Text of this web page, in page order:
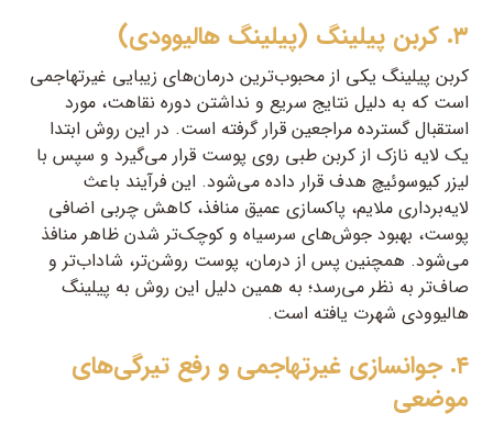
۳. کربن پیلینگ (پیلینگ هالیوودی)
کربن پیلینگ یکی از محبوب‌ترین درمان‌های زیبایی غیرتهاجمی
است که به دلیل نتایج سریع و نداشتن دوره نقاهت، مورد
استقبال گسترده مراجعین قرار گرفته است. در این روش ابتدا
یک لایه نازک از کربن طبی روی پوست قرار می‌گیرد و سپس با
لیزر کیوسوئیچ هدف قرار داده می‌شود. این فرآیند باعث
لایه‌برداری ملایم، پاکسازی عمیق منافذ، کاهش چربی اضافی
پوست، بهبود جوش‌های سرسیاه و کوچک‌تر شدن ظاهر منافذ
می‌شود. همچنین پس از درمان، پوست روشن‌تر، شاداب‌تر و
صاف‌تر به نظر می‌رسد؛ به همین دلیل این روش به پیلینگ
هالیوودی شهرت یافته است.
۴. جوانسازی غیرتهاجمی و رفع تیرگی‌های
موضعی